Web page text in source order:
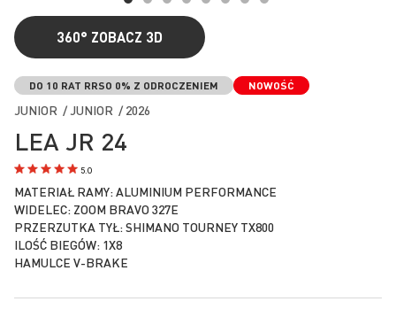
360° ZOBACZ 3D
na
galerii
LEA JR 24
5.0
DO 10 RAT RRSO 0% Z ODROCZENIEM NOWOŚĆ
JUNIOR / JUNIOR / 2026
MATERIAŁ RAMY: ALUMINIUM PERFORMANCE
WIDELEC: ZOOM BRAVO 327E
PRZERZUTKA TYŁ: SHIMANO TOURNEY TX800
ILOŚĆ BIEGÓW: 1X8
HAMULCE V-BRAKE